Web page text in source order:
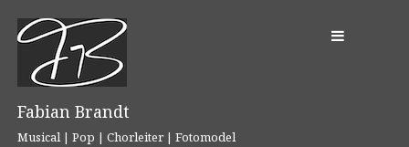
Fabian Brandt
Musical | Pop | Chorleiter | Fotomodel